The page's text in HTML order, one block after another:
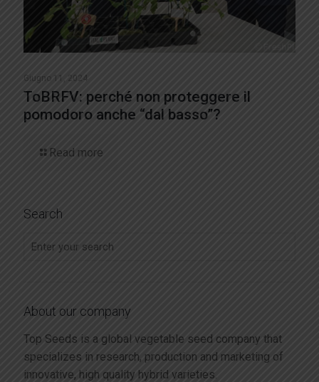
Giugno 11, 2024
ToBRFV: perché non proteggere il
pomodoro anche “dal basso”?
Read more
Search
About our company
Top Seeds is a global vegetable seed company that
specializes in research, production and marketing of
innovative, high quality hybrid varieties.